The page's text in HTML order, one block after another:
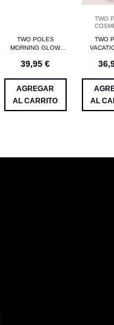
TWO POLES
MORNING GLOW
Y PEPTIDOS 30ML
39,95 €
AGREGAR
AL CARRITO
TWO
TWO
AL